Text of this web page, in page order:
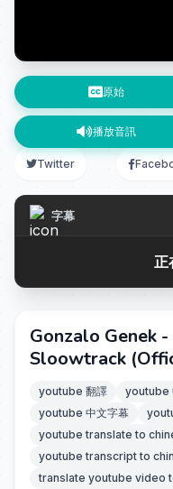
原始
播放音訊
Twitter
字幕
正
Gonzalo Genek
Sloowtrack
youtube 翻譯 youtube
youtube 中文字幕
youtube translate to
youtube transcript to
translate youtube video